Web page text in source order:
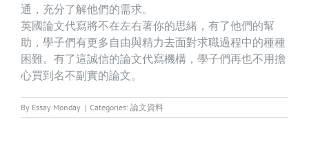
通，充分了解他們的需求。
英國論文代寫將不在左右著你的思緒，有了他們的幫
助，學子們有更多自由與精力去面對求職過程中的種種
困難。有了這誠信的論文代寫機構，學子們再也不用擔
心買到名不副實的論文。
By Essay Monday | Categories: 論文資料